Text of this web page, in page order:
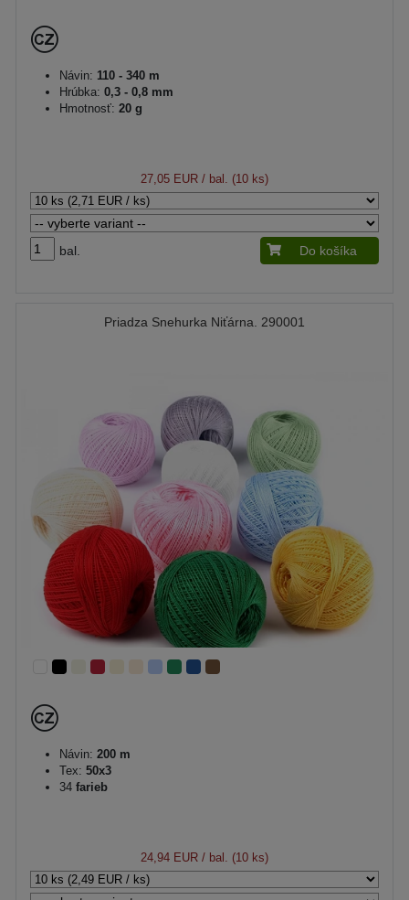
Návin: 110 - 340 m
Hrúbka: 0,3 - 0,8 mm
Hmotnosť: 20 g
27,05 EUR / bal. (10 ks)
bal. Do košíka
Priadza Snehurka Niťárna. 290001
Návin: 200 m
Tex: 50x3
34 farieb
24,94 EUR / bal. (10 ks)